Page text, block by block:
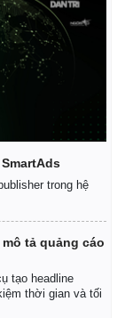
trong hệ
tả quảng cáo
tạo headline
thời gian và tối